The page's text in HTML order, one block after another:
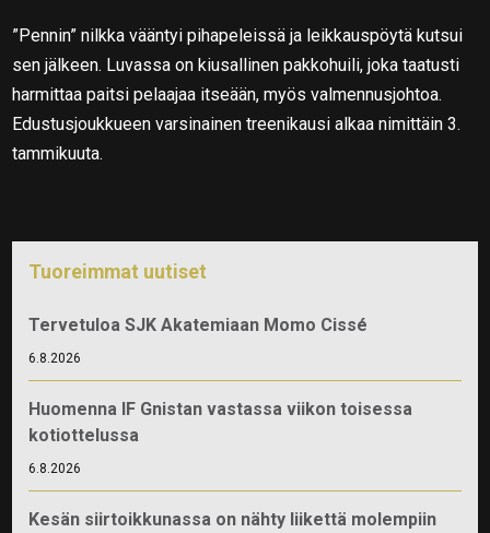
”Pennin” nilkka vääntyi pihapeleissä ja leikkauspöytä kutsui
sen jälkeen. Luvassa on kiusallinen pakkohuili, joka taatusti
harmittaa paitsi pelaajaa itseään, myös valmennusjohtoa.
Edustusjoukkueen varsinainen treenikausi alkaa nimittäin 3.
tammikuuta.
Tuoreimmat uutiset
Tervetuloa SJK Akatemiaan Momo Cissé
6.8.2026
Huomenna IF Gnistan vastassa viikon toisessa
kotiottelussa
6.8.2026
Kesän siirtoikkunassa on nähty liikettä molempiin